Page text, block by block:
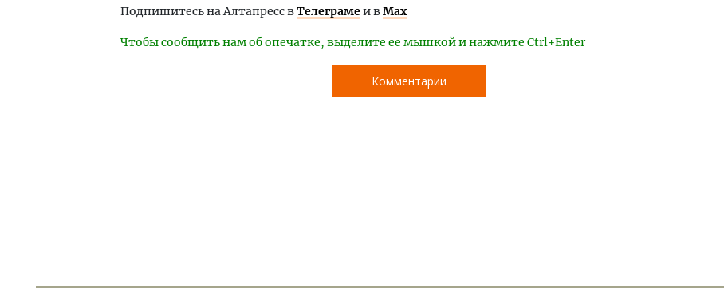
Подпишитесь на Алтапресс вТелеграмеи вMax
Чтобы сообщить нам об опечатке, выделите ее мышкой и нажмите Ctrl+Enter
Комментарии